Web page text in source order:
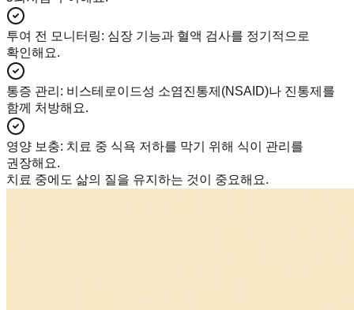
투여 전 모니터링: 심장 기능과 혈액 검사를 정기적으로
확인해요.
통증 관리 : 비스테로이드성 소염진통제(NSAID)나 진통제를
함께 처방해요.
영양 보충: 치료 중 식욕 저하를 막기 위해 식이 관리를
권장해요.
치료 중에도 삶의 질을 유지하는 것이 중요해요.